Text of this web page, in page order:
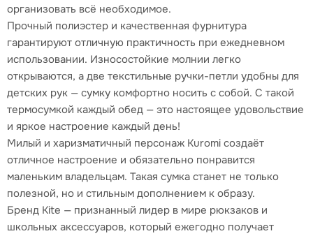
организовать всё необходимое.
Прочный полиэстер и качественная фурнитура
гарантируют отличную практичность при ежедневном
использовании. Износостойкие молнии легко
открываются, а две текстильные ручки-петли удобны для
детских рук — сумку комфортно носить с собой. С такой
термосумкой каждый обед — это настоящее удовольствие
и яркое настроение каждый день!
Милый и харизматичный персонаж Kuromi создаёт
отличное настроение и обязательно понравится
маленьким владельцам. Такая сумка станет не только
полезной, но и стильным дополнением к образу.
Бренд Kite — признанный лидер в мире рюкзаков и
школьных аксессуаров, который ежегодно получает